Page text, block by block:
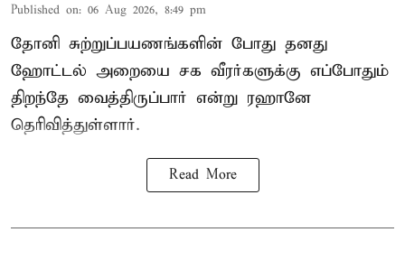
Published on: 06 Aug 2026, 8:49 pm
தோனி சுற்றுப்பயணங்களின் போது தனது
ஹோட்டல் அறையை சக வீரர்களுக்கு எப்போதும்
திறந்தே வைத்திருப்பார் என்று ரஹானே
தெரிவித்துள்ளார்.
Read More